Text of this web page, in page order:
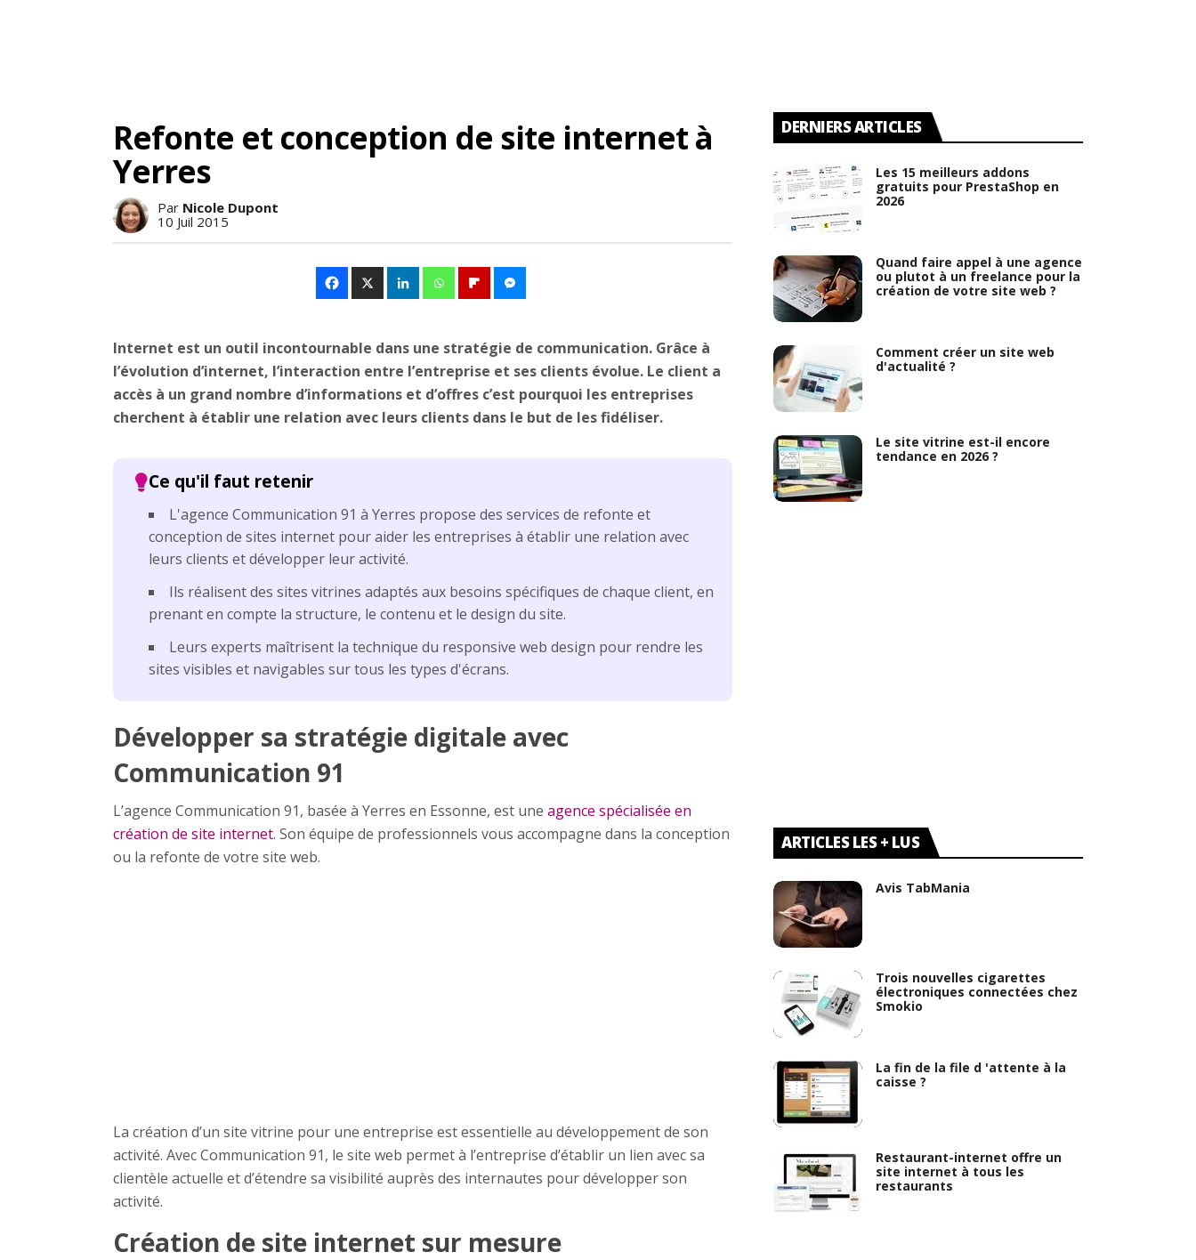
Refonte et conception de site internet à
Yerres
Par Nicole Dupont
10 Juil 2015
Internet est un outil incontournable dans une stratégie de communication. Grâce à
l’évolution d’internet, l’interaction entre l’entreprise et ses clients évolue. Le client a
accès à un grand nombre d’informations et d’offres c’est pourquoi les entreprises
cherchent à établir une relation avec leurs clients dans le but de les fidéliser.
L'agence Communication 91 à Yerres propose des services de refonte et
conception de sites internet pour aider les entreprises à établir une relation avec
leurs clients et développer leur activité.
Ils réalisent des sites vitrines adaptés aux besoins spécifiques de chaque client, en
prenant en compte la structure, le contenu et le design du site.
Leurs experts maîtrisent la technique du responsive web design pour rendre les
sites visibles et navigables sur tous les types d'écrans.
Développer sa stratégie digitale avec
Communication 91
L’agence Communication 91, basée à Yerres en Essonne, est une agence spécialisée en
création de site internet. Son équipe de professionnels vous accompagne dans la conception
ou la refonte de votre site web.
La création d’un site vitrine pour une entreprise est essentielle au développement de son
activité. Avec Communication 91, le site web permet à l’entreprise d’établir un lien avec sa
clientèle actuelle et d’étendre sa visibilité auprès des internautes pour développer son
activité.
Création de site internet sur mesure
DERNIERS ARTICLES
Les 15 meilleurs addons
gratuits pour PrestaShop en
2026
Quand faire appel à une agence
ou plutot à un freelance pour la
création de votre site web ?
Comment créer un site web
d'actualité ?
Le site vitrine est-il encore
tendance en 2026 ?
ARTICLES LES + LUS
Avis TabMania
Trois nouvelles cigarettes
électroniques connectées chez
Smokio
La fin de la file d 'attente à la
caisse ?
Restaurant-internet offre un
site internet à tous les
restaurants